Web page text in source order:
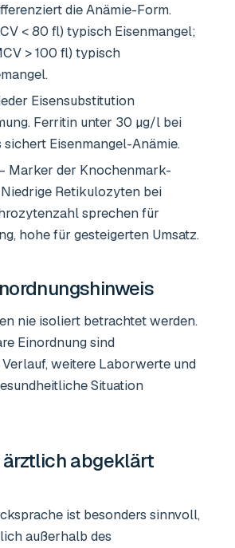
die Anämie-Form.
< 80 fl) typisch Eisenmangel;
> 100 fl) typisch
Eisensubstitution
Ferritin unter 30 µg/l bei
sichert Eisenmangel-Anämie.
Marker der Knochenmark-
Retikulozyten bei
sprechen für
hohe für gesteigerten Umsatz.
nie isoliert betrachtet werden.
Einordnung sind
weitere Laborwerte und
Situation
abgeklärt
ist besonders sinnvoll,
außerhalb des